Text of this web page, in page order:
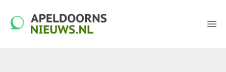
apeldoornsnieuws.nl